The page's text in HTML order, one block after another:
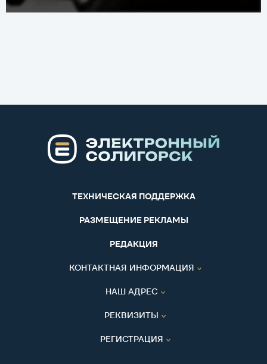
ТЕХНИЧЕСКАЯ ПОДДЕРЖКА
РАЗМЕЩЕНИЕ РЕКЛАМЫ
РЕДАКЦИЯ
КОНТАКТНАЯ ИНФОРМАЦИЯ
НАШ АДРЕС
РЕКВИЗИТЫ
РЕГИСТРАЦИЯ